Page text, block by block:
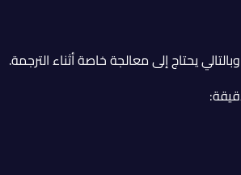
يحتاج إلى معالجة خاصة أثناء الترجمة.